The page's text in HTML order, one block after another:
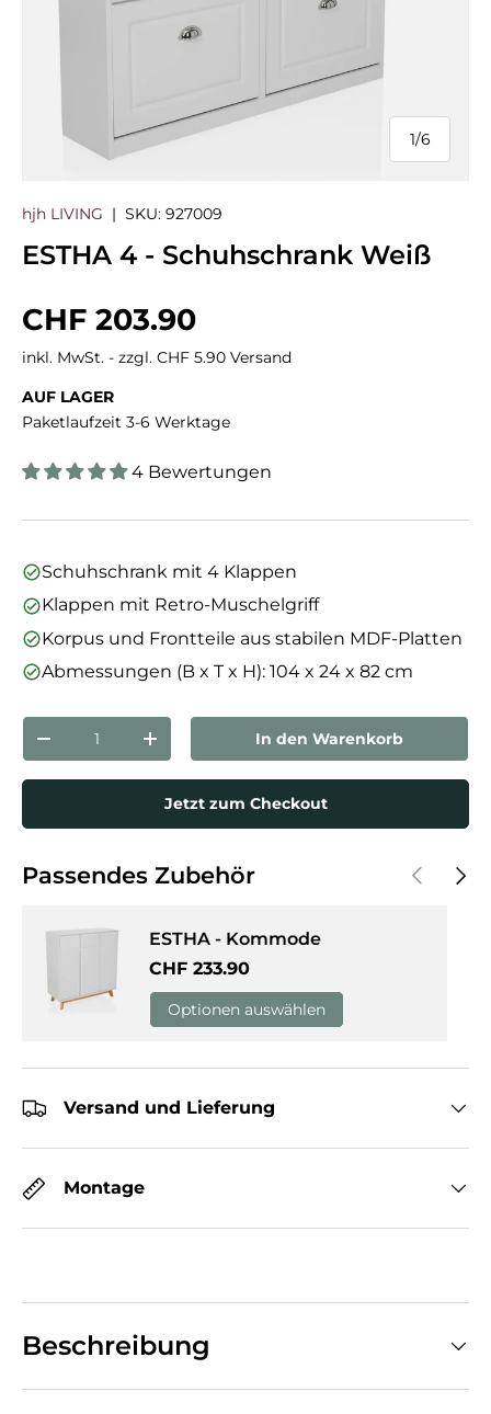
1/
von
6
hjh LIVING | SKU: 927009
ESTHA 4 - Schuhschrank Weiß
Normaler Preis
CHF 203.90
inkl. MwSt. - zzgl. CHF 5.90 Versand
AUF LAGER
Paketlaufzeit 3-6 Werktage
4 Bewertungen
Schuhschrank mit 4 Klappen
Klappen mit Retro-Muschelgriff
Korpus und Frontteile aus stabilen MDF-Platten
Abmessungen (B x T x H): 104 x 24 x 82 cm
Anzahl
Menge verringernMenge erhöhenIn den Warenkorb
Jetzt zum Checkout
Passendes Zubehör Vorherige
ESTHA - Kommode
Normaler Preis
CHF 233.90
Optionen auswählen
Versand und Lieferung
Montage
Beschreibung